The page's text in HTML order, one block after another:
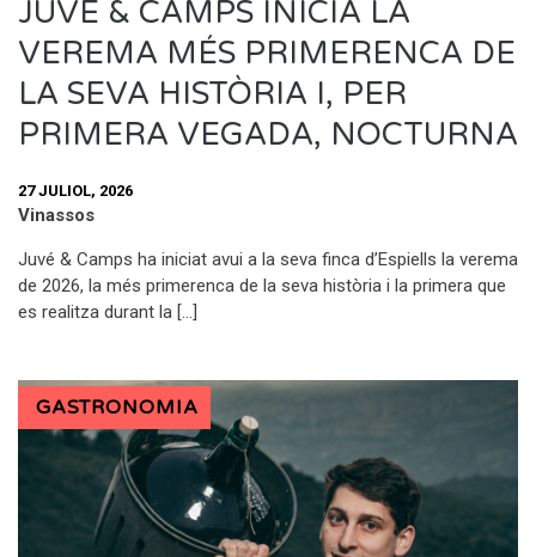
JUVÉ & CAMPS INICIA LA
VEREMA MÉS PRIMERENCA DE
LA SEVA HISTÒRIA I, PER
PRIMERA VEGADA, NOCTURNA
27 JULIOL, 2026
Vinassos
Juvé & Camps ha iniciat avui a la seva finca d’Espiells la verema
de 2026, la més primerenca de la seva història i la primera que
es realitza durant la […]
GASTRONOMIA